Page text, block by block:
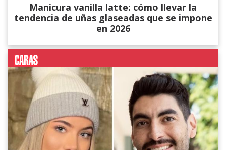
Manicura vanilla latte: cómo llevar la
tendencia de uñas glaseadas que se impone
en 2026